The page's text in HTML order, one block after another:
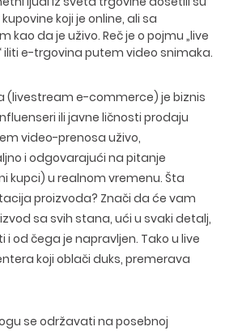
koji je online, ali sa
kao da je uživo. Reč je o pojmu „live
e-trgovina putem video snimaka.
(livestream e-commerce) je biznis
ili javne ličnosti prodaju
video-prenosa uživo,
i odgovarajući na pitanje
kupci) u realnom vremenu. Šta
proizvoda? Znači da će vam
sa svih stana, ući u svaki detalj,
i od čega je napravljen. Tako u live
koji oblači duks, premerava
se održavati na posebnoj